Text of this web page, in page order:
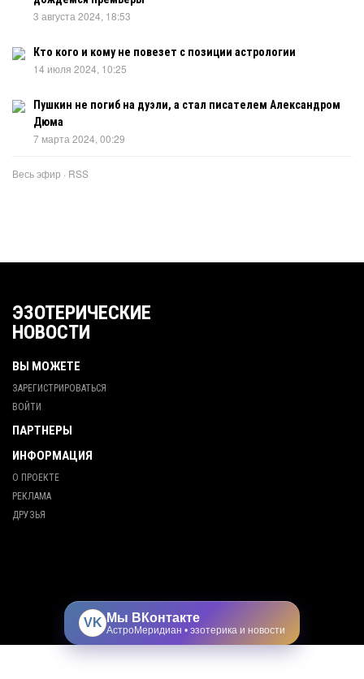
3 августа 2024, 18:53
Кто кого и кому не повезет с позиции астрологии
14 июля 2024, 10:25
Пушкин не погиб на дуэли, а стал писателем Александром
Дюма
7 марта 2024, 00:29
Весь эфир · RSS
ЭЗОТЕРИЧЕСКИЕ
НОВОСТИ
ВЫ МОЖЕТЕ
ЗАРЕГИСТРИРОВАТЬСЯ
ВОЙТИ
ПАРТНЕРЫ
ИНФОРМАЦИЯ
О ПРОЕКТЕ
РЕКЛАМА
ДРУЗЬЯ
VK Мы ВКонтакте
АстроМеридиан • эзотерика и новости